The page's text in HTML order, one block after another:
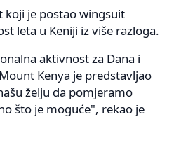
koji je postao wingsuit
leta u Keniji iz više razloga.
aktivnost za Dana i
Kenya je predstavljao
želju da pomjeramo
što je moguće", rekao je